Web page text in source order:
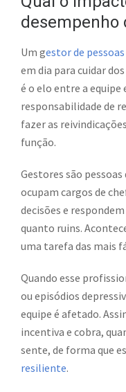
desempenho
Um gestor de pessoas
em dia para cuidar
é o elo entre a equipe
responsabilidade de
fazer as
função.
Gestores são
ocupam cargos de
decisões e
quanto ruins.
uma tarefa das mais
Quando esse
ou episódios
equipe é afetado.
incentiva e cobra,
sente, de forma que
resiliente.